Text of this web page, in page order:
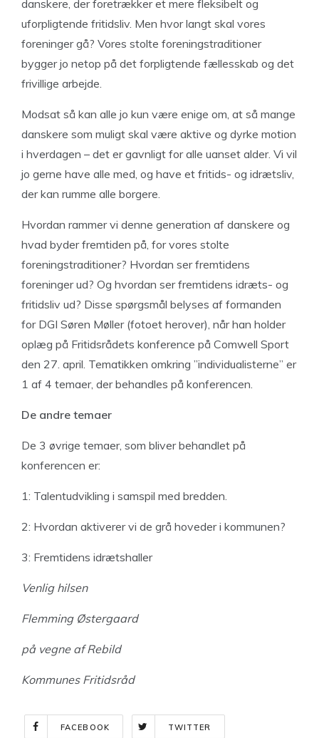
danskere, der foretrækker et mere fleksibelt og
uforpligtende fritidsliv. Men hvor langt skal vores
foreninger gå? Vores stolte foreningstraditioner
bygger jo netop på det forpligtende fællesskab og det
frivillige arbejde.
Modsat så kan alle jo kun være enige om, at så mange
danskere som muligt skal være aktive og dyrke motion
i hverdagen – det er gavnligt for alle uanset alder. Vi vil
jo gerne have alle med, og have et fritids- og idrætsliv,
der kan rumme alle borgere.
Hvordan rammer vi denne generation af danskere og
hvad byder fremtiden på, for vores stolte
foreningstraditioner? Hvordan ser fremtidens
foreninger ud? Og hvordan ser fremtidens idræts- og
fritidsliv ud? Disse spørgsmål belyses af formanden
for DGI Søren Møller (fotoet herover), når han holder
oplæg på Fritidsrådets konference på Comwell Sport
den 27. april. Tematikken omkring ”individualisterne” er
1 af 4 temaer, der behandles på konferencen.
De andre temaer
De 3 øvrige temaer, som bliver behandlet på
konferencen er:
1: Talentudvikling i samspil med bredden.
2: Hvordan aktiverer vi de grå hoveder i kommunen?
3: Fremtidens idrætshaller
Venlig hilsen
Flemming Østergaard
på vegne af Rebild
Kommunes Fritidsråd
FACEBOOK TWITTER